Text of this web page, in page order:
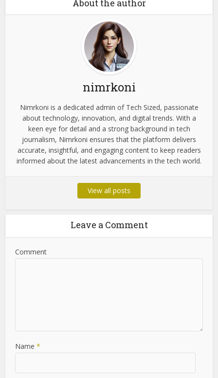
100+ Famous Mahadev
Shayari in Hindi| महाकाल
शायरी...
About the author
nimrkoni
about technology, innovation, and digital trends. With a
keen eye for detail and a strong background in tech
informed about the latest advancements in the tech world.
View all posts